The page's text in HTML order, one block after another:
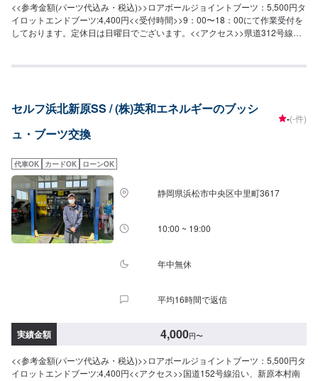
<<参考金額(パーツ代込み・税込)>>ロアボールジョイントブーツ：5,500円タ
イロットエンドブーツ:4,400円<<受付時間>>9：00〜18：00にて作業受付を
しております。定休日は日曜日でございます。<<アクセス>>県道312号線沿
セルフ浜北新原SS / (株)英和エネルギーのブッシ
ュ・ブーツ交換
-(-件)
代車OK カードOK ローンOK
静岡県浜松市中央区中里町3617
10:00 ~ 19:00
年中無休
平均16時間で返信
実績金額 4,000円〜
<<参考金額(パーツ代込み・税込)>>ロアボールジョイントブーツ：5,500円タ
イロットエンドブーツ:4,400円<<アクセス>>国道152号線沿い、新原本村南